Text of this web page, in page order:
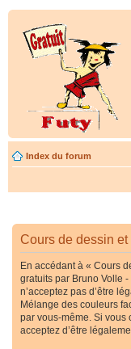
Index du forum
Cours de dessin
En accédant à « Cours
gratuits par Bruno Volle
n’acceptez pas d’être
Mélange des couleurs
par vous-même. Si vous
acceptez d’être